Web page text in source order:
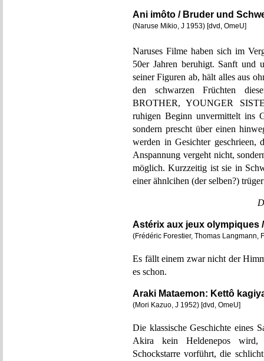
Ani imôto / Bruder und
(Naruse Mikio, J 1953) [dvd, OmeU]
Naruses Filme haben sich im
50er Jahren beruhigt. Sanft und
seiner Figuren ab, hält alles aus
den schwarzen Früchten
BROTHER, YOUNGER
ruhigen Beginn unvermittelt ins
sondern prescht über einen
werden in Gesichter geschrieen,
Anspannung vergeht nicht,
möglich. Kurzzeitig ist sie in
einer ähnlcihen (der selben?)
Astérix aux jeux olympiques
(Frédéric Forestier, Thomas Langmann,
Es fällt einem zwar nicht der
es schon.
Araki Mataemon: Kettô
(Mori Kazuo, J 1952) [dvd, OmeU]
Die klassische Geschichte eines
Akira kein Heldenepos wird,
Schockstarre vorführt, die